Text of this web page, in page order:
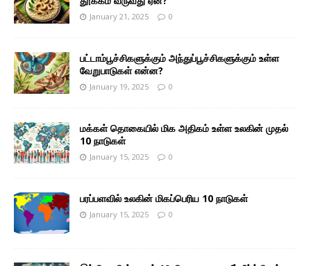
January 21, 2025 0
பட்டாம்பூச்சிகளுக்கும் அந்துப்பூச்சிகளுக்கும் உள்ள
வேறுபாடுகள் என்ன?
January 19, 2025 0
மக்கள் தொகையில் மிக அதிகம் உள்ள உலகின் முதல்
10 நாடுகள்
January 15, 2025 0
பரப்பளவில் உலகின் மிகப்பெரிய 10 நாடுகள்
January 15, 2025 0